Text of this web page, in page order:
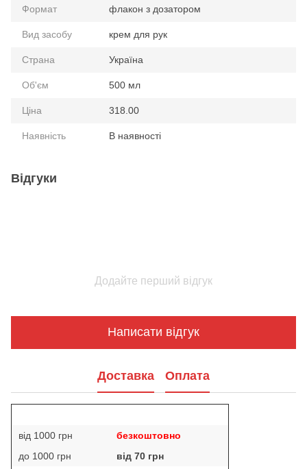
Формат флакон з дозатором
Вид засобу крем для рук
Страна Україна
Об'єм 500 мл
Ціна 318.00
Наявність В наявності
Відгуки
Додайте перший відгук
Написати відгук
Доставка Оплата
від 1000 грн
безкоштовно
до 1000 грн
від 70 грн